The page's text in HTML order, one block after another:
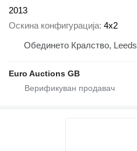
2013
Оскина конфигурација 4x2
Обединето Кралство, Leeds
Euro Auctions GB